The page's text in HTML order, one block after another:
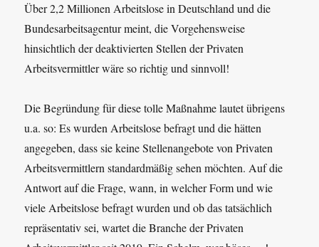
Über 2,2 Millionen Arbeitslose in Deutschland und die
Bundesarbeitsagentur meint, die Vorgehensweise
hinsichtlich der deaktivierten Stellen der Privaten
Arbeitsvermittler wäre so richtig und sinnvoll!
Die Begründung für diese tolle Maßnahme lautet übrigens
u.a. so: Es wurden Arbeitslose befragt und die hätten
angegeben, dass sie keine Stellenangebote von Privaten
Arbeitsvermittlern standardmäßig sehen möchten. Auf die
Antwort auf die Frage, wann, in welcher Form und wie
viele Arbeitslose befragt wurden und ob das tatsächlich
repräsentativ sei, wartet die Branche der Privaten